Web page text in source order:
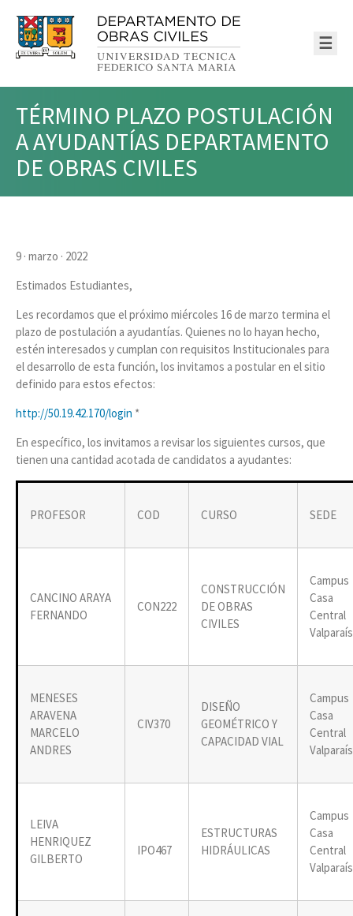
☰
TÉRMINO PLAZO POSTULACIÓN
A AYUDANTÍAS DEPARTAMENTO
DE OBRAS CIVILES
9 · marzo · 2022
Estimados Estudiantes,
Les recordamos que el próximo miércoles 16 de marzo termina el
plazo de postulación a ayudantías. Quienes no lo hayan hecho,
estén interesados y cumplan con requisitos Institucionales para
el desarrollo de esta función, los invitamos a postular en el sitio
definido para estos efectos:
http://50.19.42.170/login *
En específico, los invitamos a revisar los siguientes cursos, que
tienen una cantidad acotada de candidatos a ayudantes:
PROFESOR COD CURSO SEDE
CANCINO ARAYA
FERNANDO
CON222
CONSTRUCCIÓN
DE OBRAS
CIVILES
Campus
Casa
Central
MENESES
ARAVENA
MARCELO
ANDRES
CIV370
DISEÑO
GEOMÉTRICO Y
CAPACIDAD VIAL
Campus
Casa
Central
LEIVA
HENRIQUEZ
GILBERTO
IPO467
ESTRUCTURAS
HIDRÁULICAS
Campus
Casa
Central